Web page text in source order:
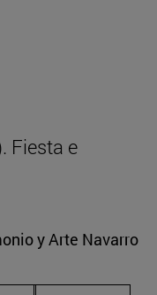
Fiesta e
y Arte Navarro